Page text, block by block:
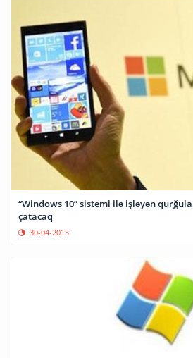
“Windows 10” sistemi ilə işləyən qurğuların sayı bir milyarda
çatacaq
30-04-2015